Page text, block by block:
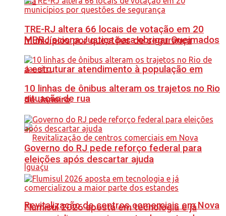
MPRJ aciona Justiça para obrigar Queimados
a estruturar atendimento à população em
situação de rua
Revitalização de centros comerciais em Nova
TRE-RJ altera 66 locais de votação em 20
municípios por questões de segurança
10 linhas de ônibus alteram os trajetos no Rio
de Janeiro
Governo do RJ pede reforço federal para
eleições após descartar ajuda
Flumisul 2026 aposta em tecnologia e já